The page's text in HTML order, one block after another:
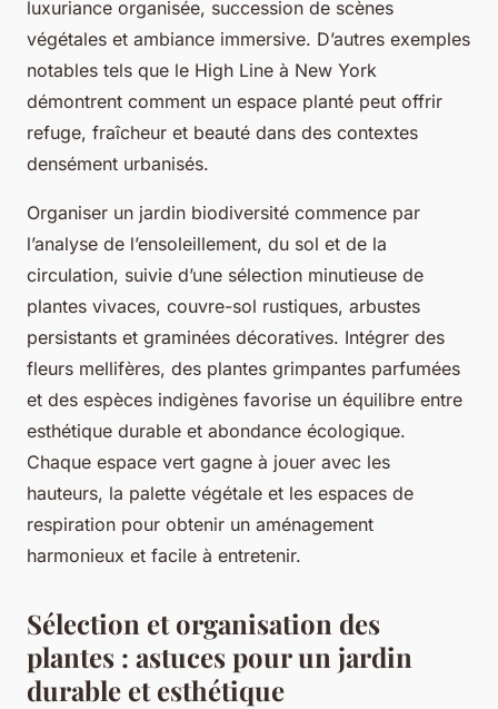
luxuriance organisée, succession de scènes
végétales et ambiance immersive. D’autres exemples
notables tels que le High Line à New York
démontrent comment un espace planté peut offrir
refuge, fraîcheur et beauté dans des contextes
densément urbanisés.
Organiser un jardin biodiversité commence par
l’analyse de l’ensoleillement, du sol et de la
circulation, suivie d’une sélection minutieuse de
plantes vivaces, couvre-sol rustiques, arbustes
persistants et graminées décoratives. Intégrer des
fleurs mellifères, des plantes grimpantes parfumées
et des espèces indigènes favorise un équilibre entre
esthétique durable et abondance écologique.
Chaque espace vert gagne à jouer avec les
hauteurs, la palette végétale et les espaces de
respiration pour obtenir un aménagement
harmonieux et facile à entretenir.
Sélection et organisation des
plantes : astuces pour un jardin
durable et esthétique